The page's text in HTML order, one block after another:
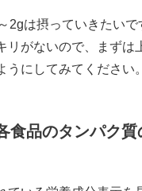
2gは摂っていきたいで
リがないので、まずは
うにしてみてください。
食品のタンパク質